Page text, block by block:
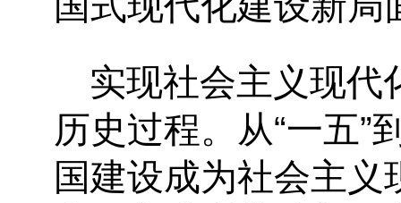
实现社会主义现代
历史过程。从“一五”
国建设成为社会主